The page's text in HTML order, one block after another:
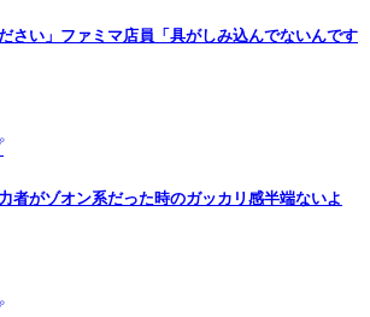
さい」ファミマ店員「具がしみ込んでないんです
者がゾオン系だった時のガッカリ感半端ないよ